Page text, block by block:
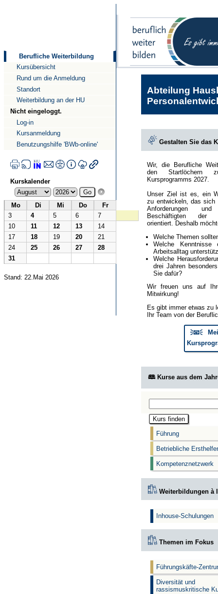
Berufliche Weiterbildung
Kursübersicht
Rund um die Anmeldung
Standort
Weiterbildung an der HU
Nicht eingeloggt.
Log-in
Kursanmeldung
Benutzungshilfe 'BWb-online'
Kurskalender
Mo Di Mi Do
Fr
3
4 5 6
7
10
11 12 13
14
17
18 19 20
21
24
25 26 27
28
31
Stand: 22.Mai 2026
Abteilung
Gestalten Sie das
Wir, die Berufliche
den Startlöchern
Kursprogramms 2027.
Unser Ziel ist es, ein
zu entwickeln, das sich
Anforderungen
Beschäftigten der
orientiert. Deshalb
Welche Themen
Welche
Arbeitsalltag
Welche
drei Jahren
Sie dafür?
Wir freuen uns auf
Mitwirkung!
Es gibt immer etwas zu
Ihr Team von der
🗦📧🗧
🕮 Kurse aus dem
Führung
Betriebliche
Kompetenznetzwerk
Weiterbildungen à
Inhouse-Schulungen
Themen im Fokus
Führungskäfte-
Diversität und
rassismuskritische